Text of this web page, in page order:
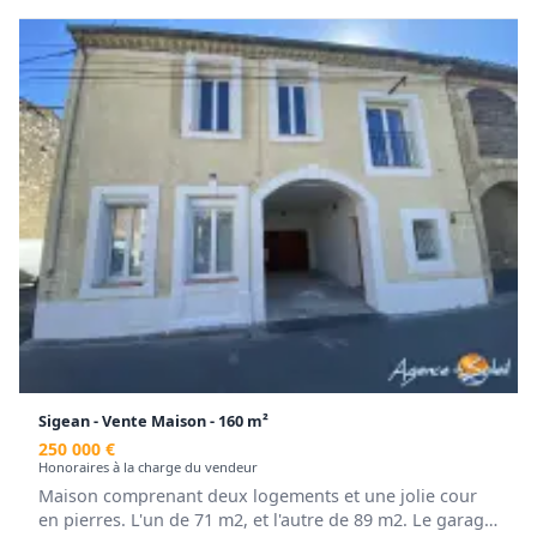
Honoraires inclus de 4.8% TTC à la charge de
l'acquéreur. Prix hors honoraires 250 000 €. Classe
énergie B, Classe climat A Montant moyen estimé des
dépenses annuelles d'énergie pour un usage standard,
établi à partir des prix de l'énergie de l'année 2021 :
entre 668.00 et 905.00 €. Les informations sur les
risques auxquels ce bien est exposé sont disponibles
sur le site Géorisques : georisques.gouv.fr.
Retrouvez tous nos biens sur www.agencedusoleil.com
Sigean - Vente Maison - 160 m²
250 000 €
Honoraires à la charge du vendeur
Maison comprenant deux logements et une jolie cour
en pierres. L'un de 71 m2, et l'autre de 89 m2. Le garage